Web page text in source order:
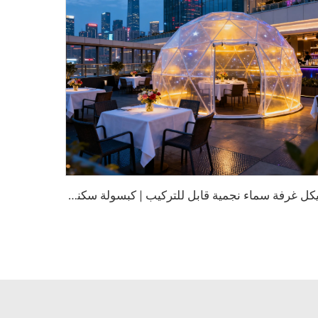
ه
يكل غرفة سماء نجمية قابل للتركيب | كبسولة سكنية شفافة عالية التأثير مصنوعة من البولي كربونات